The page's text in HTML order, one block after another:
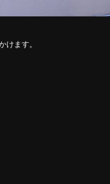
けます。